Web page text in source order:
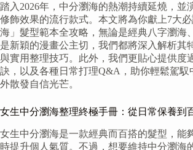
踏入2026年，中分瀏海的熱潮持續延燒，並
修飾效果的流行款式。本文將為你獻上7大
海」髮型範本全攻略，無論是經典八字瀏海
是新穎的漫畫公主切，我們都將深入解析其
與實用整理技巧。此外，我們更貼心提供度
訣，以及各種日常打理Q&A，助你輕鬆駕馭
外散發自信光芒。
女生中分瀏海整理終極手冊：從日常保養到
女生中分瀏海是一款經典而百搭的髮型，能
時提升個人氣質。不過，想要維持中分瀏海